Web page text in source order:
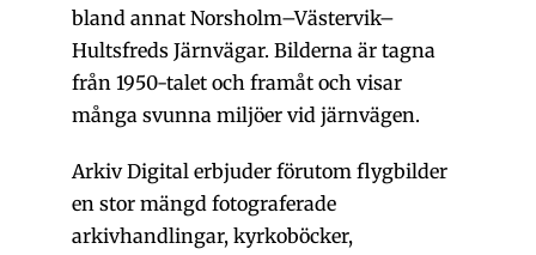
bland annat Norsholm–Västervik–
Hultsfreds Järnvägar. Bilderna är tagna
från 1950-talet och framåt och visar
många svunna miljöer vid järnvägen.
Arkiv Digital erbjuder förutom flygbilder
en stor mängd fotograferade
arkivhandlingar, kyrkoböcker,